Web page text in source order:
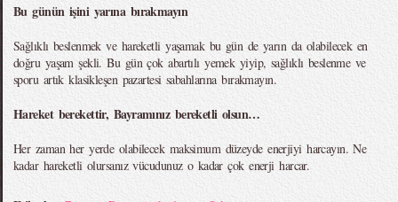
Bu günün işini yarına bırakmayın
Sağlıklı beslenmek ve hareketli yaşamak bu gün de yarın da olabilecek en
doğru yaşam şekli. Bu gün çok abartılı yemek yiyip, sağlıklı beslenme ve
sporu artık klasikleşen pazartesi sabahlarına bırakmayın.
Hareket berekettir, Bayramınız bereketli olsun…
Her zaman her yerde olabilecek maksimum düzeyde enerjiyi harcayın. Ne
kadar hareketli olursanız vücudunuz o kadar çok enerji harcar.